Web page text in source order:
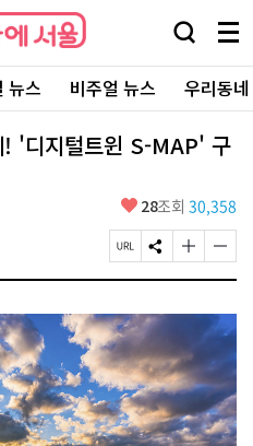
검
창
열
기
메
뉴
전
체
보
기
뉴스 비주얼 뉴스 우리동
! '디지털트윈 S-MAP' 구
좋
요
28조회 30,358
페
이
U
R
L
복
사
S
N
공
유
하
기
글
자
기
게
변
경
하
기
글
자
기
작
게
변
경
하
기